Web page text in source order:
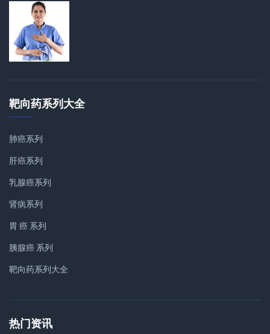
靶向药系列大全
肺癌系列
肝癌系列
乳腺癌系列
肾病系列
胃 癌 系列
胰腺癌 系列
靶向药系列大全
热门资讯